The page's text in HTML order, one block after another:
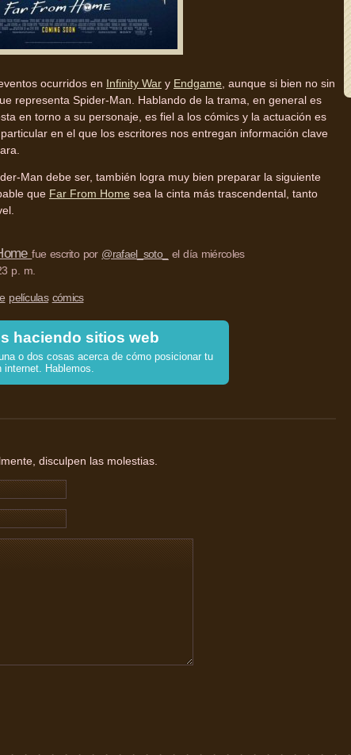
ocurridos en Infinity War y Endgame, aunque si bien no sin
representa Spider-Man. Hablando de la trama, en general es
en torno a su personaje, es fiel a los cómics y la actuación es
en el que los escritores nos entregan información clave
Man debe ser, también logra muy bien preparar la siguiente
que Far From Home sea la cinta más trascendental, tanto
fue escrito por @rafael_soto_
el día miércoles
p. m.
películas cómics
haciendo sitios web
o dos cosas acerca de cómo posicionar tu
internet. Hablemos.
disculpen las molestias.